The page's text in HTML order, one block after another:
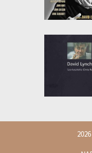
2026